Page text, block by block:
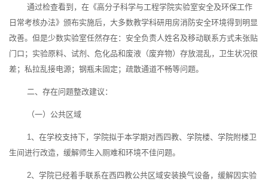
通过检查看到，在《高分子科学与工程学院实验室安全及环保工作
日常考核办法》颁布实施后，大多数教学科研用房消防安全环境得到明显
改善。但是少数实验室任然存在：安全负责人姓名及移动联系方式未张贴
门口；实验原料、试剂、危化品和废液（废弃物）存放混乱，卫生状况很
差；私拉乱接电源；钢瓶未固定；疏散通道不畅等问题。
二、存在问题整改建议：
（一）公共区域
1、在学校支持下，学院拟于本学期对西四教、学院楼、学院附楼卫
生间进行改造，缓解师生入厕难和环境不佳问题。
2、学院已经着手联系在西四教公共区域安装换气设备，缓解因实验